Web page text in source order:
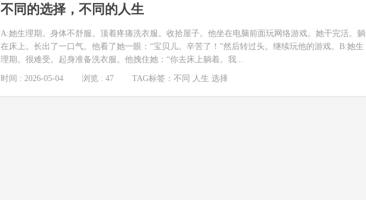
不同的选择，不同的人生
A:她生理期。身体不舒服。顶着疼痛洗衣服。收拾屋子。他坐在电脑前面玩网络游戏。她干完活。躺
在床上。长出了一口气。他看了她一眼：“宝贝儿。辛苦了！”然后转过头。继续玩他的游戏。B:她生
理期。很难受。起身准备洗衣服。他拽住她：“你去床上躺着。我...
时间 : 2026-05-04 浏览 : 47 TAG标签：不同 人生 选择